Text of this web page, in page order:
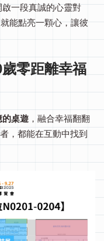
啟一段真誠的心靈對
能點亮一顆心，讓彼
零距離幸福
的桌遊 ，融合幸福翻翻
，都能在互動中找到